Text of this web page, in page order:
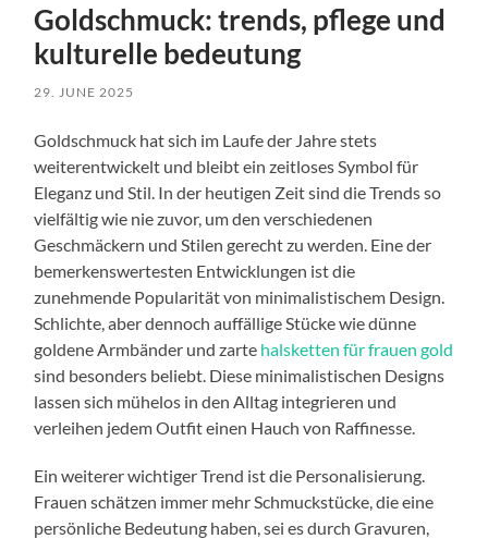
Goldschmuck: trends, pflege und
kulturelle bedeutung
29. JUNE 2025
Goldschmuck hat sich im Laufe der Jahre stets
weiterentwickelt und bleibt ein zeitloses Symbol für
Eleganz und Stil. In der heutigen Zeit sind die Trends so
vielfältig wie nie zuvor, um den verschiedenen
Geschmäckern und Stilen gerecht zu werden. Eine der
bemerkenswertesten Entwicklungen ist die
zunehmende Popularität von minimalistischem Design.
Schlichte, aber dennoch auffällige Stücke wie dünne
goldene Armbänder und zarte halsketten für frauen gold
sind besonders beliebt. Diese minimalistischen Designs
lassen sich mühelos in den Alltag integrieren und
verleihen jedem Outfit einen Hauch von Raffinesse.
Ein weiterer wichtiger Trend ist die Personalisierung.
Frauen schätzen immer mehr Schmuckstücke, die eine
persönliche Bedeutung haben, sei es durch Gravuren,